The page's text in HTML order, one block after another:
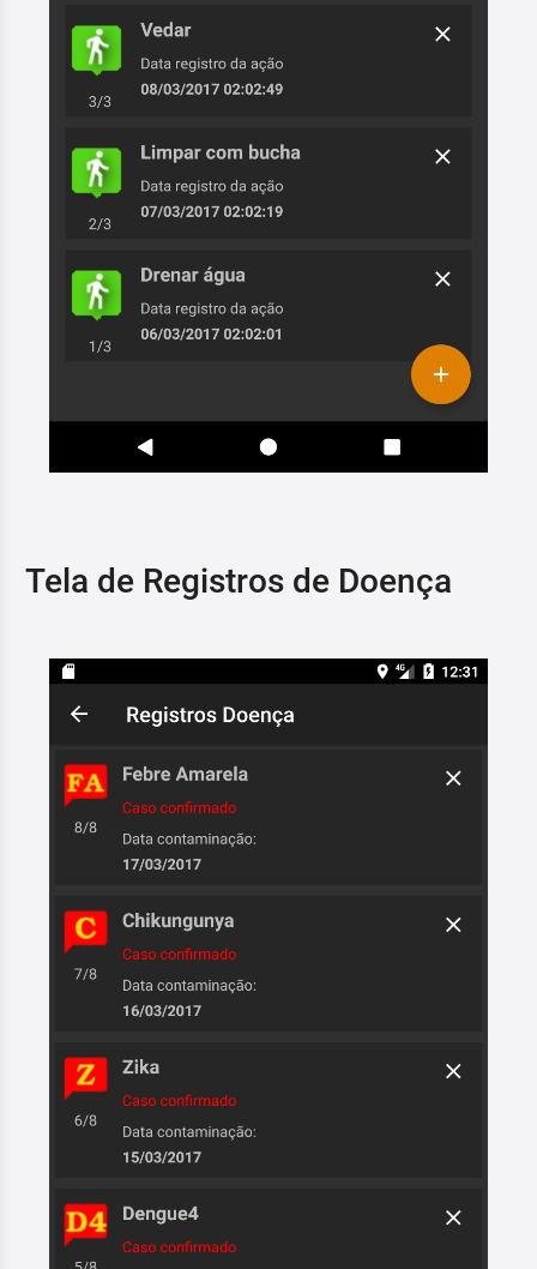
Tela de Registros de Doença